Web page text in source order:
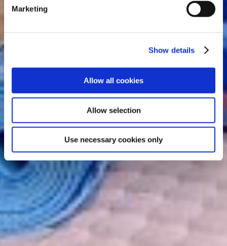
Marketing
Show details
Allow all cookies
Allow selection
Use necessary cookies only